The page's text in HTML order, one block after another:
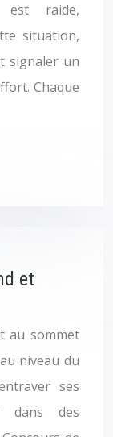
est raide,
situation,
signaler un
Chaque
et
au sommet
niveau du
ses
dans des